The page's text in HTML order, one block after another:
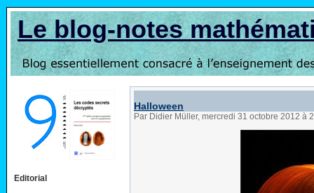
Le blog-notes
Editorial
Halloween
Par Didier Müller, mercredi 31 octobre 2012 à